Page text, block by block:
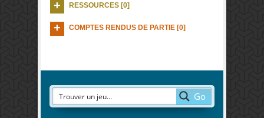
RESSOURCES [0]
COMPTES RENDUS DE PARTIE [0]
Go